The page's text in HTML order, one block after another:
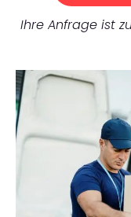
Ihre Anfrage ist